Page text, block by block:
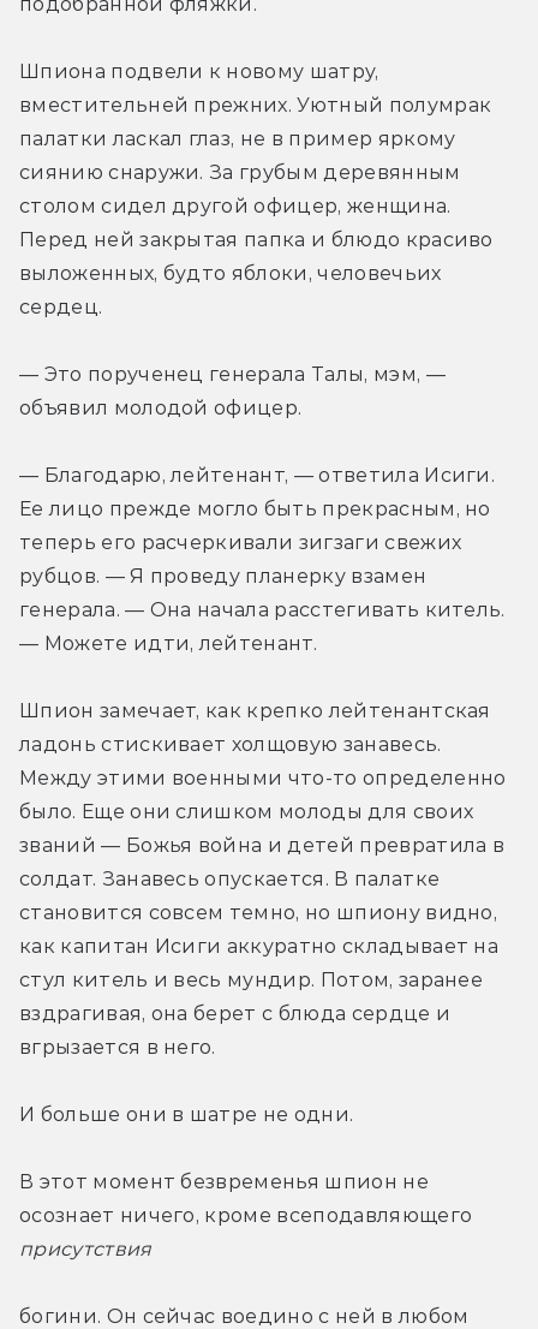
Шпиона подвели к новому шатру,
вместительней прежних. Уютный полумрак
палатки ласкал глаз, не в пример яркому
сиянию снаружи. За грубым деревянным
столом сидел другой офицер, женщина.
Перед ней закрытая папка и блюдо красиво
выложенных, будто яблоки, человечьих
сердец.
— Это порученец генерала Талы, мэм, —
объявил молодой офицер.
— Благодарю, лейтенант, — ответила Исиги.
Ее лицо прежде могло быть прекрасным, но
теперь его расчеркивали зигзаги свежих
рубцов. — Я проведу планерку взамен
генерала. — Она начала расстегивать китель.
— Можете идти, лейтенант.
Шпион замечает, как крепко лейтенантская
ладонь стискивает холщовую занавесь.
Между этими военными что-то определенно
было. Еще они слишком молоды для своих
званий — Божья война и детей превратила в
солдат. Занавесь опускается. В палатке
становится совсем темно, но шпиону видно,
как капитан Исиги аккуратно складывает на
стул китель и весь мундир. Потом, заранее
вздрагивая, она берет с блюда сердце и
вгрызается в него.
И больше они в шатре не одни.
В этот момент безвременья шпион не
присутствия
богини. Он сейчас воедино с ней в любом